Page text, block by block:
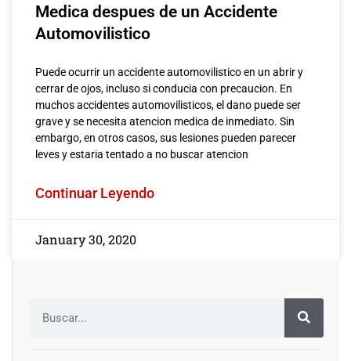
Medica despues de un Accidente
Automovilistico
Puede ocurrir un accidente automovilistico en un abrir y
cerrar de ojos, incluso si conducia con precaucion. En
muchos accidentes automovilisticos, el dano puede ser
grave y se necesita atencion medica de inmediato. Sin
embargo, en otros casos, sus lesiones pueden parecer
leves y estaria tentado a no buscar atencion
Continuar Leyendo
January 30, 2020